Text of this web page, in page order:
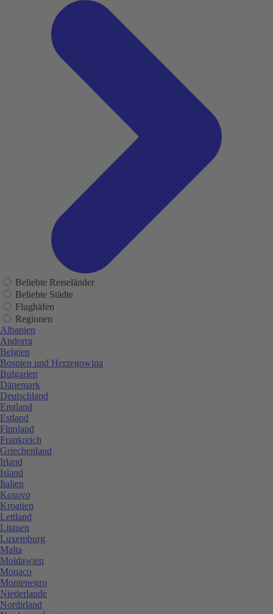
Beliebte Reiseländer
Beliebte Städte
Flughäfen
Regionen
Albanien
Andorra
Belgien
Bosnien und Herzegowina
Bulgarien
Dänemark
Deutschland
England
Estland
Finnland
Frankreich
Griechenland
Irland
Island
Italien
Kosovo
Kroatien
Lettland
Litauen
Luxemburg
Malta
Moldawien
Monaco
Montenegro
Niederlande
Nordirland